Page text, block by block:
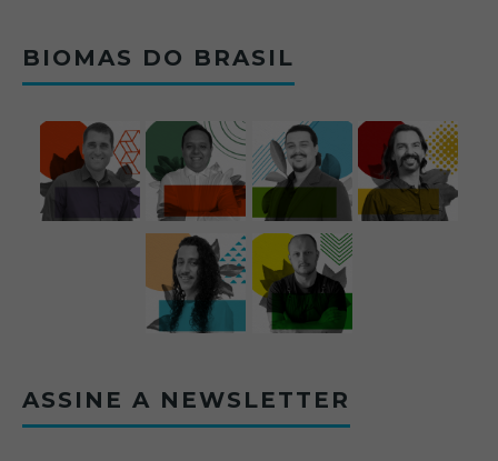
BIOMAS DO BRASIL
ASSINE A NEWSLETTER